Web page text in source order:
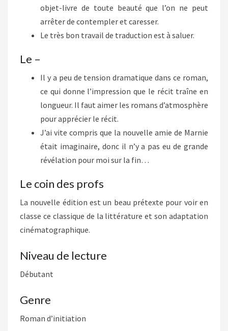
objet-livre de toute beauté que l’on ne peut
arrêter de contempler et caresser.
Le très bon travail de traduction est à saluer.
Le –
Il y a peu de tension dramatique dans ce roman,
ce qui donne l’impression que le récit traîne en
longueur. Il faut aimer les romans d’atmosphère
pour apprécier le récit.
J’ai vite compris que la nouvelle amie de Marnie
était imaginaire, donc il n’y a pas eu de grande
révélation pour moi sur la fin…
Le coin des profs
La nouvelle édition est un beau prétexte pour voir en
classe ce classique de la littérature et son adaptation
cinématographique.
Niveau de lecture
Débutant
Genre
Roman d’initiation